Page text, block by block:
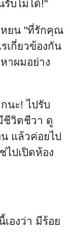
เองว่า มีร้อย